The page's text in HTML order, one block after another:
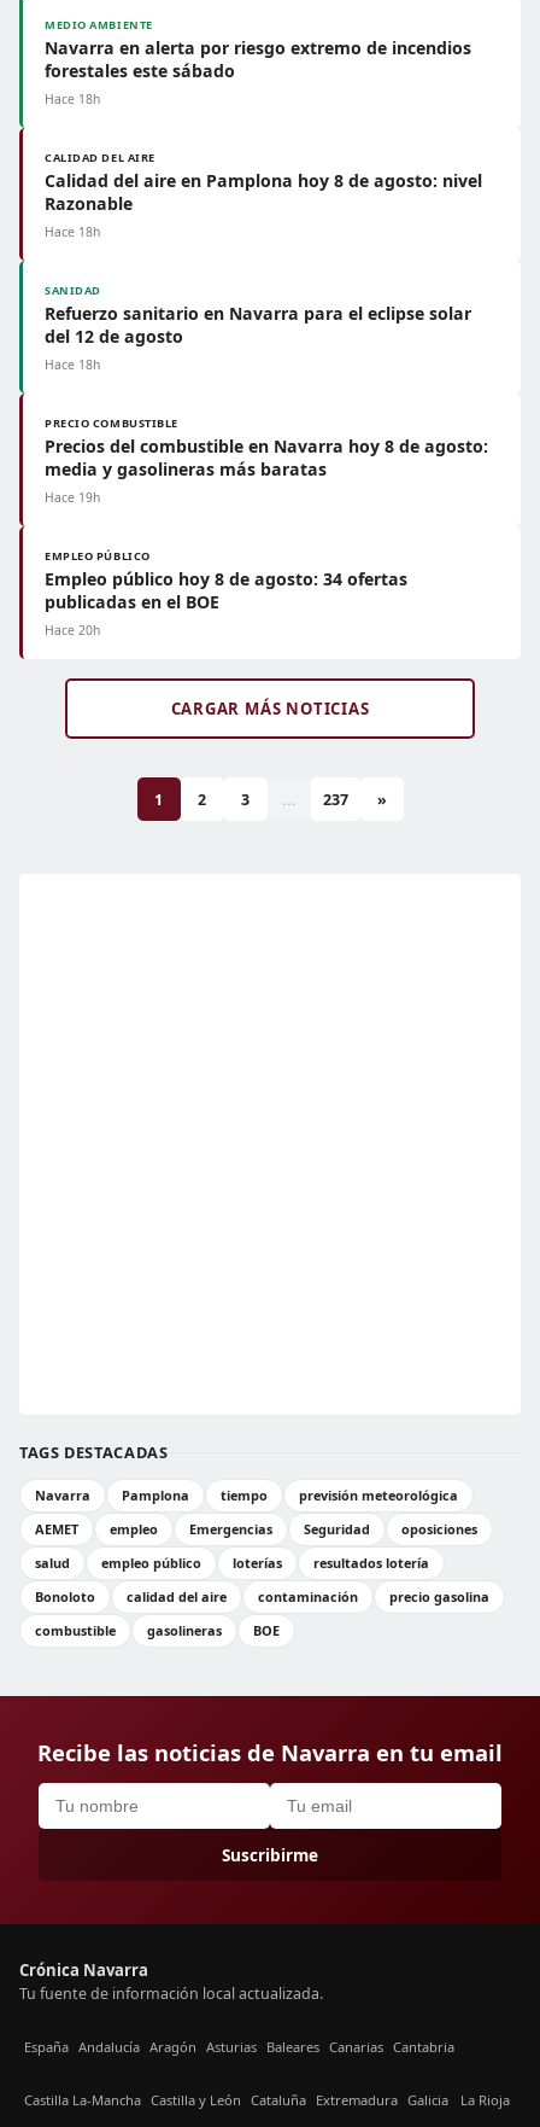
MEDIO AMBIENTE
Navarra en alerta por riesgo extremo de incendios
forestales este sábado
Hace 18h
CALIDAD DEL AIRE
Calidad del aire en Pamplona hoy 8 de agosto: nivel
Razonable
Hace 18h
SANIDAD
Refuerzo sanitario en Navarra para el eclipse solar
del 12 de agosto
Hace 18h
PRECIO COMBUSTIBLE
Precios del combustible en Navarra hoy 8 de agosto:
media y gasolineras más baratas
Hace 19h
EMPLEO PÚBLICO
Empleo público hoy 8 de agosto: 34 ofertas
publicadas en el BOE
Hace 20h
CARGAR MÁS NOTICIAS
1 2 3 ... 237 »
TAGS DESTACADAS
Navarra Pamplona tiempo
previsión meteorológica
AEMET
empleo Emergencias Seguridad
oposiciones
salud
empleo público loterías
resultados lotería
Bonoloto
calidad del aire contaminación
precio gasolina
combustible
gasolineras BOE
Recibe las noticias de Navarra en tu email
Suscribirme
Crónica Navarra
Tu fuente de información local actualizada.
España Andalucía Aragón Asturias Baleares Canarias Cantabria
Castilla La-Mancha Castilla y León Cataluña Extremadura Galicia La Rioja